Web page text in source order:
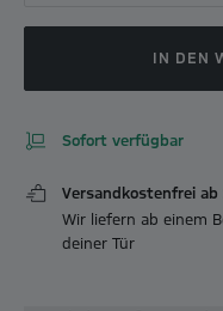
IN DEN
Sofort verfügbar
Versandkostenfrei ab
Wir liefern ab einem
deiner Tür